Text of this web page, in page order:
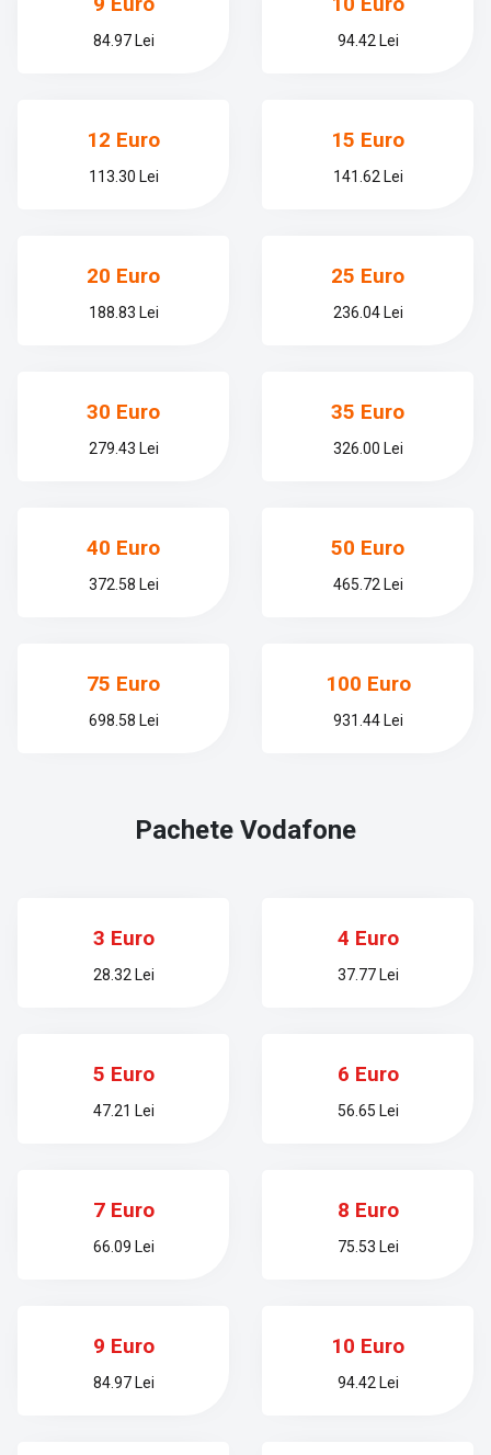
84.97 Lei 94.42 Lei
12 Euro
113.30 Lei
15 Euro
141.62 Lei
20 Euro
188.83 Lei
25 Euro
236.04 Lei
30 Euro
279.43 Lei
35 Euro
326.00 Lei
40 Euro
372.58 Lei
50 Euro
465.72 Lei
75 Euro
698.58 Lei
100 Euro
931.44 Lei
Pachete Vodafone
3 Euro
28.32 Lei
4 Euro
37.77 Lei
5 Euro
47.21 Lei
6 Euro
56.65 Lei
7 Euro
66.09 Lei
8 Euro
75.53 Lei
9 Euro
84.97 Lei
10 Euro
94.42 Lei